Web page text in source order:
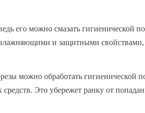
его можно смазать гигиенической
и защитными
можно обработать гигиенической
Это убережет ранку от